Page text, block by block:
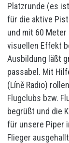
Platzrunde (es
für die aktive
und mit 60
visuellen Effekt
Ausbildung läßt
passabel. Mit
(Líně Radio)
Flugclubs bzw.
begrüßt und die
für unsere Piper
Flieger